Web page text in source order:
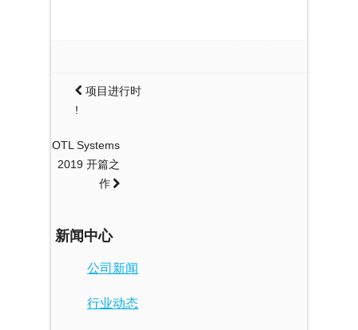
项目进行时
!
OTL Systems
2019 开篇之
作
新闻中心
公司新闻
行业动态